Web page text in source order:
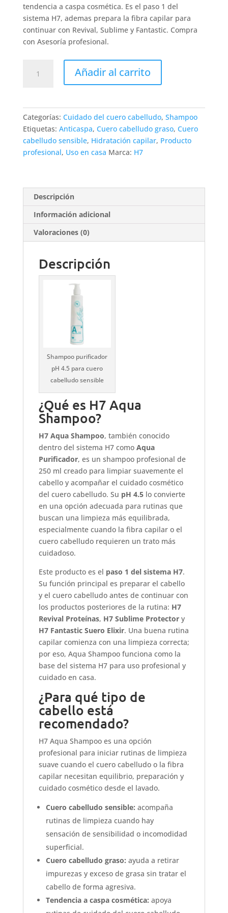
tendencia a caspa cosmética. Es el paso 1 del
sistema H7, ademas prepara la fibra capilar para
continuar con Revival, Sublime y Fantastic. Compra
con Asesoría profesional.
Aqua
H7
Marcelos
Peluquería
Añadir al carrito
Categorías: Cuidado del cuero cabelludo, Shampoo
Etiquetas: Anticaspa, Cuero cabelludo graso, Cuero
cabelludo sensible, Hidratación capilar, Producto
profesional, Uso en casa Marca: H7
Descripción
Información adicional
Valoraciones (0)
Descripción
Shampoo purificador
pH 4.5 para cuero
cabelludo sensible
¿Qué es H7 Aqua
Shampoo?
H7 Aqua Shampoo, también conocido
dentro del sistema H7 como Aqua
Purificador, es un shampoo profesional de
250 ml creado para limpiar suavemente el
cabello y acompañar el cuidado cosmético
del cuero cabelludo. Su pH 4.5lo convierte
en una opción adecuada para rutinas que
buscan una limpieza más equilibrada,
especialmente cuando la fibra capilar o el
cuero cabelludo requieren un trato más
cuidadoso.
Este producto es el paso 1 del sistema H7.
Su función principal es preparar el cabello
y el cuero cabelludo antes de continuar con
los productos posteriores de la rutina: H7
Revival Proteínas, H7 Sublime Protectory
H7 Fantastic Suero Elixir. Una buena rutina
capilar comienza con una limpieza correcta;
por eso, Aqua Shampoo funciona como la
base del sistema H7 para uso profesional y
cuidado en casa.
¿Para qué tipo de
cabello está
recomendado?
H7 Aqua Shampoo es una opción
profesional para iniciar rutinas de limpieza
suave cuando el cuero cabelludo o la fibra
capilar necesitan equilibrio, preparación y
cuidado cosmético desde el lavado.
Cuero cabelludo sensible: acompaña
rutinas de limpieza cuando hay
sensación de sensibilidad o incomodidad
superficial.
Cuero cabelludo graso: ayuda a retirar
impurezas y exceso de grasa sin tratar el
cabello de forma agresiva.
Tendencia a caspa cosmética: apoya